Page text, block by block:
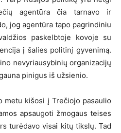
agentūra čia tarnavo ir
jog agentūra tapo pagrindiniu
paskelbtoje kovoje su
į šalies politinį gyvenimą.
nevyriausybinių organizacijų
pinigus iš užsienio.
metu kišosi į Trečiojo pasaulio
apsaugoti žmogaus teises
turėdavo visai kitų tikslų. Tad